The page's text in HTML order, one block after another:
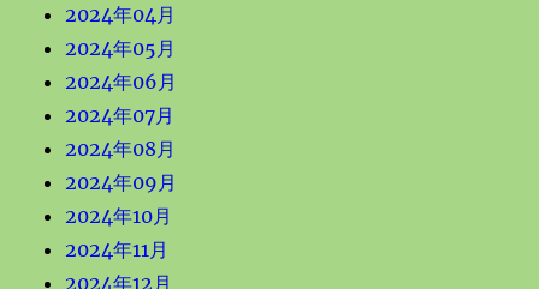
2024年04月
2024年05月
2024年06月
2024年07月
2024年08月
2024年09月
2024年10月
2024年11月
2024年12月